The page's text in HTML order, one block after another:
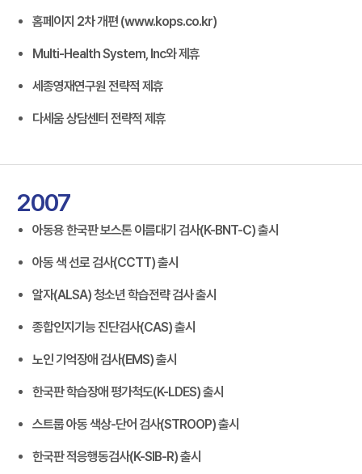
홈페이지 2차 개편 (www.kops.co.kr)
Multi-Health System, Inc와 제휴
세종영재연구원 전략적 제휴
다세움 상담센터 전략적 제휴
2007
아동용 한국판 보스톤 이름대기 검사(K-BNT-C) 출시
아동 색 선로 검사(CCTT) 출시
알자(ALSA) 청소년 학습전략 검사 출시
종합인지기능 진단검사(CAS) 출시
노인 기억장애 검사(EMS) 출시
한국판 학습장애 평가척도(K-LDES) 출시
스트룹 아동 색상-단어 검사(STROOP) 출시
한국판 적응행동검사(K-SIB-R) 출시